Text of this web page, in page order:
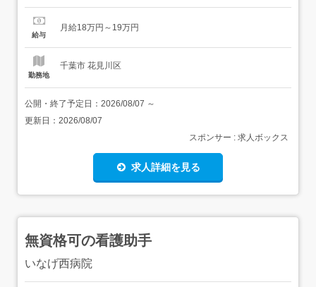
180,000〜190,000円<基本給>125,000円<手当>交通費支
当:55,000円<賞与>賞与あり年2回合計3ヶ月分<昇給>...
給与
月給18万円～19万円
勤務地
千葉市 花見川区
公開・終了予定日： 2026/08/07 ～
更新日： 2026/08/07
スポンサー : 求人ボックス
求人詳細を見る
無資格可の看護助手
いなげ西病院